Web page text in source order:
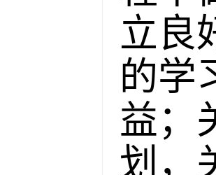
立良
的学
益；
划，